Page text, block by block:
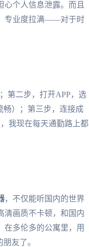
个人信息泄露。而且
专业度拉满——对于时
第二步，打开APP，选
畅）；第三步，连接成
我现在每天通勤路上都
，不仅能听国内的世界
画质不卡顿，和国内
在多伦多的公寓里，用
友了。